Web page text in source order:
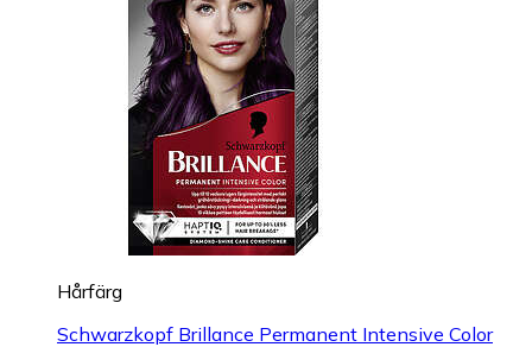
Hårfärg
Schwarzkopf Brillance Permanent Intensive Color